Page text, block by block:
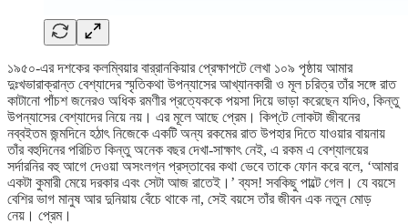
১৯৫০-এর দশকের কলম্বিয়ার বার্‌রানকিয়ার প্রেক্ষাপটে লেখা ১০৯ পৃষ্ঠায় আমার
দুঃখভারাক্রান্ত বেশ্যাদের স্মৃতিকথা উপন্যাসের আখ্যানকারী ও মূল চরিত্র তাঁর সঙ্গে রাত
কাটানো পাঁচশ জনেরও অধিক রমণীর প্রত্যেককে পয়সা দিয়ে ভাড়া করেছেন যদিও, কিন্তু
উপন্যাসের বেশ্যাদের নিয়ে নয়। এর মূলে আছে প্রেম। কিপ্‌টে লোকটা জীবনের
নব্বইতম জন্মদিনে হঠাৎ নিজেকে একটি অন্য রকমের রাত উপহার দিতে যাওয়ার বায়নায়
তাঁর বহুদিনের পরিচিত কিন্তু অনেক বছর দেখা-সাক্ষাৎ নেই, এ রকম এ বেশ্যালয়ের
সর্দারনির বহু আগে দেওয়া অসংলগ্ন প্রস্তাবের কথা ভেবে তাকে ফোন করে বলে, ‘আমার
একটা কুমারী মেয়ে দরকার এবং সেটা আজ রাতেই।’ ব্যস! সবকিছু পাল্টে গেল। যে বয়সে
বেশির ভাগ মানুষ আর দুনিয়ায় বেঁচে থাকে না, সেই বয়সে তাঁর জীবন এক নতুন মোড়
নেয়। প্রেম।